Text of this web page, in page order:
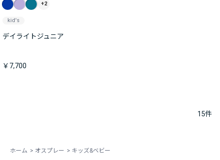
+2
kid's
デイライトジュニア
￥7,700
15件
ホーム > オスプレー > キッズ&ベビー